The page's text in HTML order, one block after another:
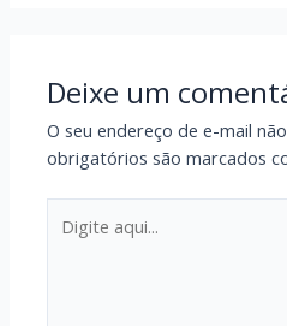
Deixe um
O seu endereço de e-mail
obrigatórios são marcados
aqui...